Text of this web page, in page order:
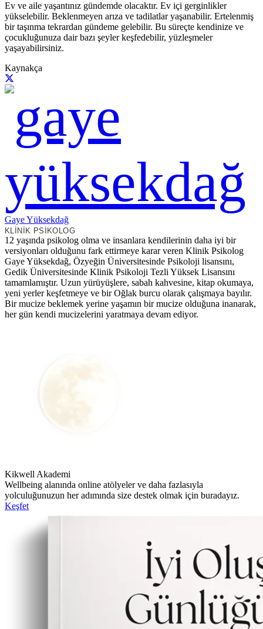
Ev ve aile yaşantınız gündemde olacaktır. Ev içi gerginlikler
yükselebilir. Beklenmeyen arıza ve tadilatlar yaşanabilir. Ertelenmiş
bir taşınma tekrardan gündeme gelebilir. Bu süreçte kendinize ve
çocukluğunuza dair bazı şeyler keşfedebilir, yüzleşmeler
yaşayabilirsiniz.
Kaynakça
Gaye Yüksekdağ
KLINIK PSIKOLOG
12 yaşında psikolog olma ve insanlara kendilerinin daha iyi bir
versiyonları olduğunu fark ettirmeye karar veren Klinik Psikolog
Gaye Yüksekdağ, Özyeğin Üniversitesinde Psikoloji lisansını,
Gedik Üniversitesinde Klinik Psikoloji Tezli Yüksek Lisansını
tamamlamıştır. Uzun yürüyüşlere, sabah kahvesine, kitap okumaya,
yeni yerler keşfetmeye ve bir Oğlak burcu olarak çalışmaya bayılır.
Bir mucize beklemek yerine yaşamın bir mucize olduğuna inanarak,
her gün kendi mucizelerini yaratmaya devam ediyor.
Kikwell Akademi
Wellbeing alanında online atölyeler ve daha fazlasıyla
yolculuğunuzun her adımında size destek olmak için buradayız.
Keşfet